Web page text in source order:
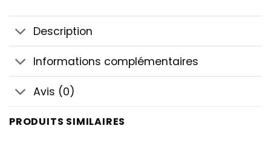
Description
Informations complémentaires
Avis (0)
PRODUITS SIMILAIRES